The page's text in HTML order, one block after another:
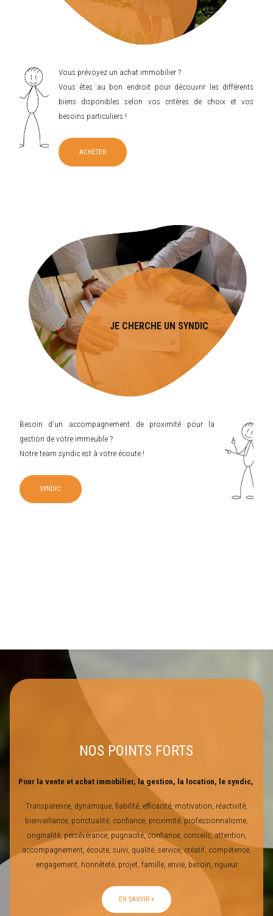
Vous prévoyez un achat immobilier ?
Vous êtes au bon endroit pour découvrir les différents
biens disponibles selon vos critères de choix et vos
besoins particuliers !
ACHETER
JE CHERCHE UN SYNDIC
Besoin d’un accompagnement de proximité pour la
gestion de votre immeuble ?
Notre team syndic est à votre écoute !
SYNDIC
NOS POINTS FORTS
Pour la vente et achat immobilier, la gestion, la location, le syndic,
Transparence, dynamique, fiabilité, efficacité, motivation, réactivité,
bienveillance, ponctualité, confiance, proximité, professionnalisme,
originalité, persévérance, pugnacité, confiance, conseils, attention,
accompagnement, écoute, suivi, qualité, service, créatif, compétence,
engagement, honnêteté, projet, famille, envie, besoin, rigueur
EN SAVOIR +